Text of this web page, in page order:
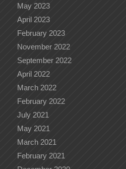
May 2023
April 2023
February 2023
November 2022
September 2022
April 2022
March 2022
February 2022
July 2021
May 2021
March 2021
February 2021